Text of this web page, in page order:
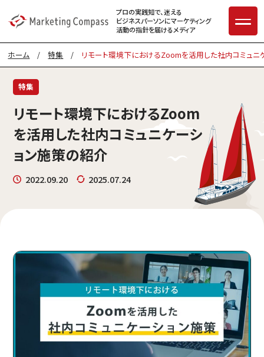
プロの実践知で、迷える
ビジネスパーソンにマーケティング
活動の指針を届けるメディア
ホーム /特集 / リモート環境下におけるZoomを活用した社内コミュ
特集
リモート環境下におけるZoom
を活用した社内コミュニケーシ
ョン施策の紹介
2022.09.20 2025.07.24